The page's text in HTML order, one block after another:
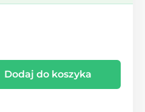
Dodaj do koszyka